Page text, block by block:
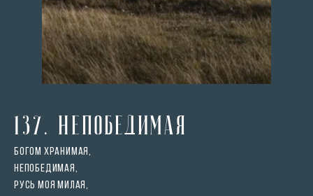
137. Непобедимая
Богом хранимая,
Непобедимая,
Русь моя милая,